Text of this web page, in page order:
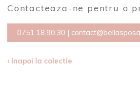
Contacteaza-ne pentru o
0751.18.90.30 |
‹ Inapoi la colectie